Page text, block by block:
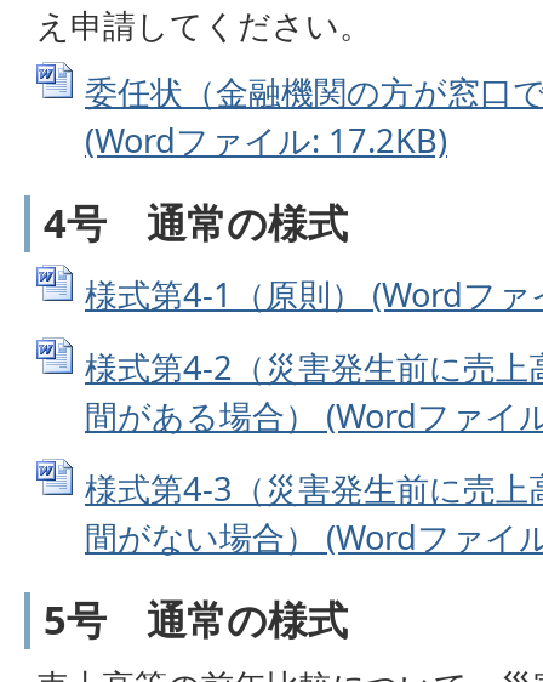
え申請してください。
委任状（金融機関の方が窓口
(Wordファイル: 17.2KB)
4号 通常の様式
様式第4-1（原則） (Wordフ
様式第4-2（災害発生前に売
間がある場合） (Wordファイ
様式第4-3（災害発生前に売
間がない場合） (Wordファイ
5号 通常の様式